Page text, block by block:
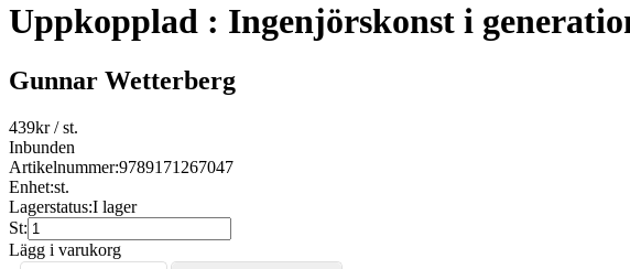
Uppkopplad : Ingenjörskonst i
Gunnar Wetterberg
439kr/ st.
Inbunden
Artikelnummer:9789171267047
Enhet:st.
Lagerstatus:I lager
St:
Lägg i varukorg